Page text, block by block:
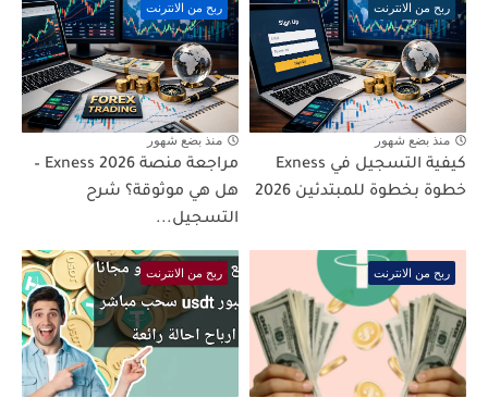
ربح من الانترنت
منذ بضع شهور
كيفية التسجيل في Exness
خطوة بخطوة للمبتدئين 2026
ربح من الانترنت
منذ بضع شهور
مراجعة منصة Exness 2026 –
هل هي موثوقة؟ شرح
التسجيل...
ربح من الانترنت ربح من الانترنت